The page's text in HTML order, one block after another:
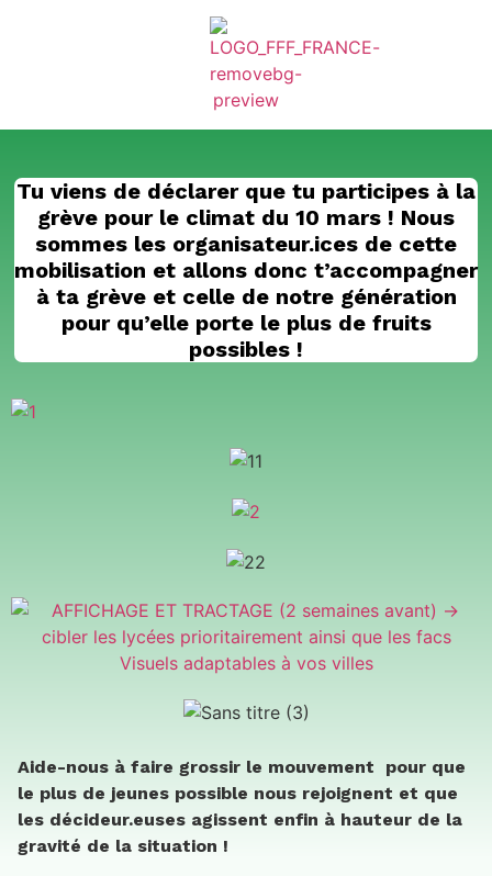
Tu viens de déclarer que tu participes à la
grève pour le climat du 10 mars ! Nous
sommes les organisateur.ices de cette
mobilisation et allons donc t’accompagner
à ta grève et celle de notre génération
pour qu’elle porte le plus de fruits
possibles !
Aide-nous à faire grossir le mouvement pour que
le plus de jeunes possible nous rejoignent et que
les décideur.euses agissent enfin à hauteur de la
gravité de la situation !